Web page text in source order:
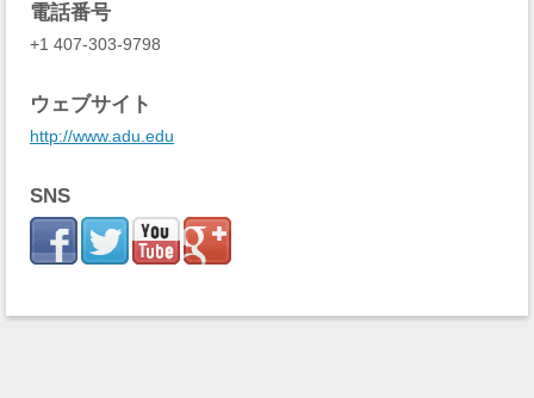
電話番号
+1 407-303-9798
ウェブサイト
http://www.adu.edu
SNS